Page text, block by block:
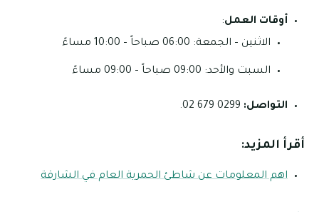
أوقات العمل:
الاثنين – الجمعة: 06:00 صباحاً – 10:00 مساءً
السبت والأحد: 09:00 صباحاً – 09:00 مساءً
التواصل:
أقرأ المزيد:
اهم المعلومات عن شاطئ الحمرية العام في الشارقة